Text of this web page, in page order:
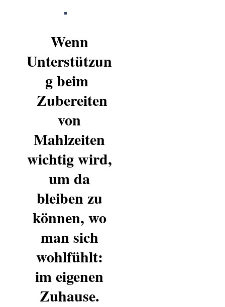
Wenn
Unterstützun
g beim
Zubereiten
von
Mahlzeiten
wichtig wird,
um da
bleiben zu
können, wo
man sich
wohlfühlt:
im eigenen
Zuhause.